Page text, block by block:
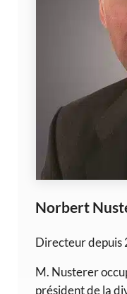
Norbert
Directeur depuis
M. Nusterer
président de la